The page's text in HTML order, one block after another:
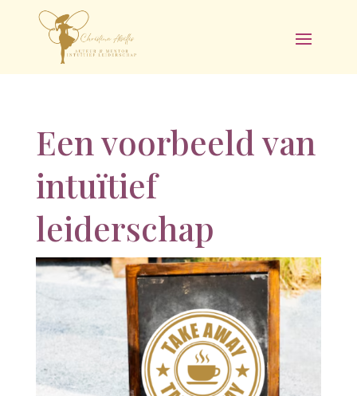
Een voorbeeld van
intuïtief
leiderschap